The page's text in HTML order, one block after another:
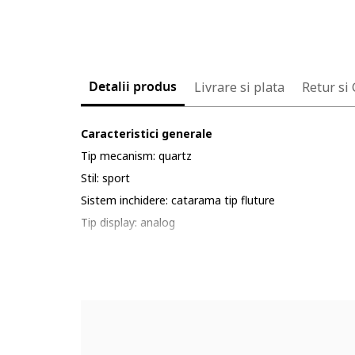
Detalii produs Livrare si plata Retur si
Caracteristici generale
Tip mecanism: quartz
Stil: sport
Sistem inchidere: catarama tip fluture
Tip display: analog